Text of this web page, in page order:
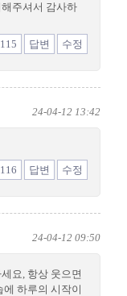
주셔서 감사하
답변 수정
24-04-12 13:42
답변 수정
24-04-12 09:50
요, 항상 웃으면
하루의 시작이